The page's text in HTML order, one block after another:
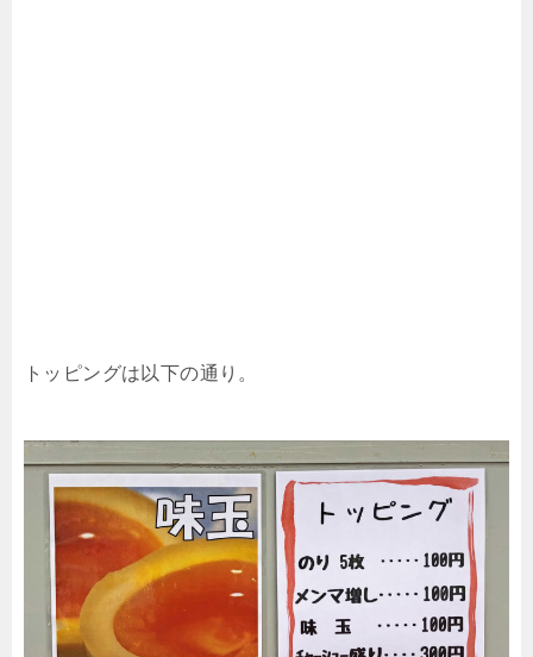
トッピングは以下の通り。